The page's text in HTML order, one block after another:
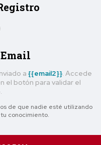
a {{email2}}. Accede
el botón para validar el
de que nadie esté utilizando
conocimiento.